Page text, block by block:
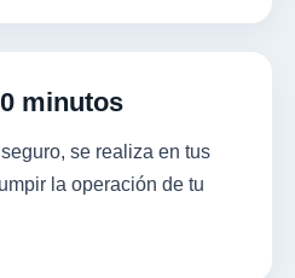
minutos
se realiza en tus
la operación de tu